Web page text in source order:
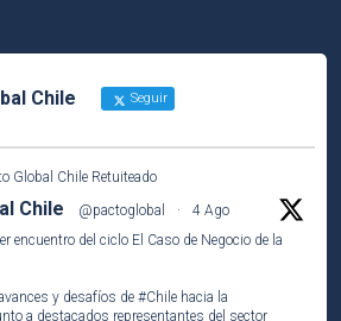
Chile Seguir
Global Chile Retuiteado
Chile @pactoglobal ·
4 Ago
encuentro del ciclo El Caso de Negocio de la
y desafíos de #Chile hacia la
a destacados representantes del sector